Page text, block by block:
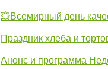
💥Всемирный день
Праздник хлеба и
Анонс и программа